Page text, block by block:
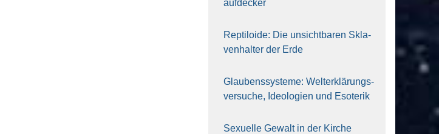
aufdecker
Rep­ti­lo­ide: Die unsicht­ba­ren Skla­
ven­hal­ter der Erde
Glau­bens­sys­te­me: Welt­erklä­rungs­
ver­su­che, Ideo­lo­gien und Eso­te­rik
Sexu­el­le Gewalt in der Kir­che